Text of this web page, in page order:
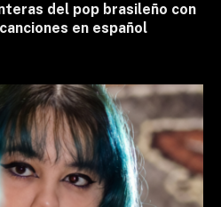
del pop brasileño con
en español